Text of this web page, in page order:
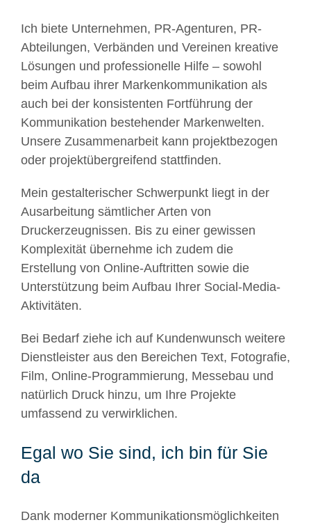
Ich biete Unternehmen, PR-Agenturen, PR-
Abteilungen, Verbänden und Vereinen kreative
Lösungen und professionelle Hilfe – sowohl
beim Aufbau ihrer Markenkommunikation als
auch bei der konsistenten Fortführung der
Kommunikation bestehender Markenwelten.
Unsere Zusammenarbeit kann projektbezogen
oder projektübergreifend stattfinden.
Mein gestalterischer Schwerpunkt liegt in der
Ausarbeitung sämtlicher Arten von
Druckerzeugnissen. Bis zu einer gewissen
Komplexität übernehme ich zudem die
Erstellung von Online-Auftritten sowie die
Unterstützung beim Aufbau Ihrer Social-Media-
Aktivitäten.
Bei Bedarf ziehe ich auf Kundenwunsch weitere
Dienstleister aus den Bereichen Text, Fotografie,
Film, Online-Programmierung, Messebau und
natürlich Druck hinzu, um Ihre Projekte
umfassend zu verwirklichen.
Egal wo Sie sind, ich bin für Sie
da
Dank moderner Kommunikationsmöglichkeiten